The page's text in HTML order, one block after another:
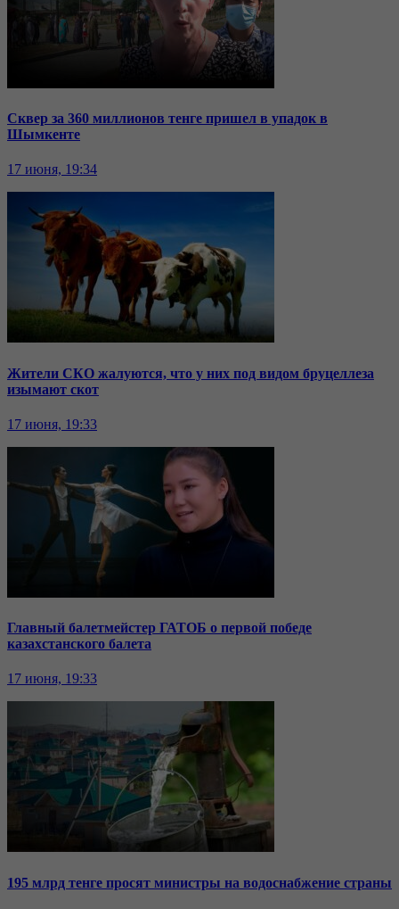
Сквер за 360 миллионов тенге пришел в упадок в
Шымкенте
17 июня, 19:34
Жители СКО жалуются, что у них под видом бруцеллеза
изымают скот
17 июня, 19:33
Главный балетмейстер ГАТОБ о первой победе
казахстанского балета
17 июня, 19:33
195 млрд тенге просят министры на водоснабжение страны